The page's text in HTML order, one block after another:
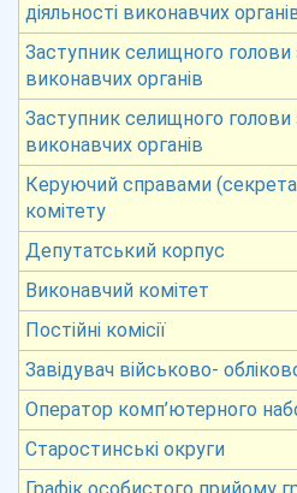
діяльності виконавчих
Заступник селищного голови
виконавчих органів
Заступник селищного голови
виконавчих органів
Керуючий справами
комітету
Депутатський корпус
Виконавчий комітет
Постійні комісії
Завідувач військово-
Оператор комп’ютерного
Старостинські округи